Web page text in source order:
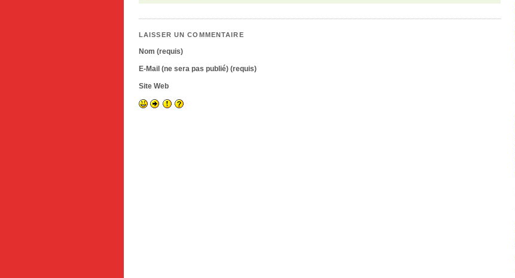
LAISSER UN COMMENTAIRE
Nom (requis)
E-Mail (ne sera pas publié) (requis)
Site Web